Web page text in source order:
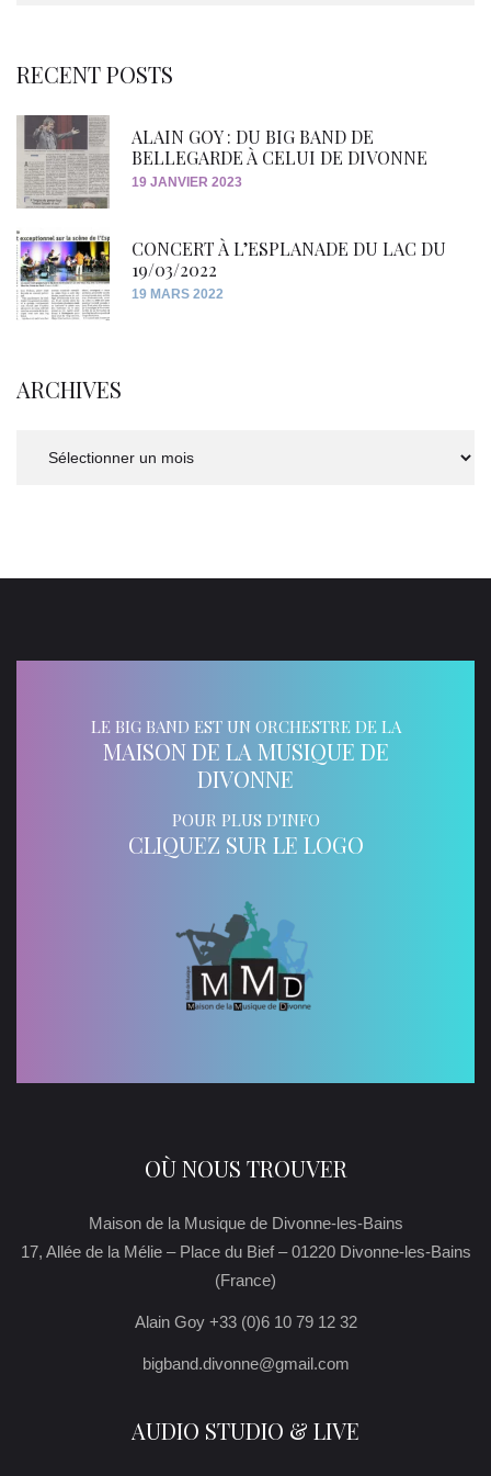
RECENT POSTS
ALAIN GOY : DU BIG BAND DE
BELLEGARDE À CELUI DE DIVONNE
19 JANVIER 2023
CONCERT À L’ESPLANADE DU LAC DU
19/03/2022
19 MARS 2022
ARCHIVES
LE BIG BAND EST UN ORCHESTRE DE LA
MAISON DE LA MUSIQUE DE
DIVONNE
POUR PLUS D'INFO
CLIQUEZ SUR LE LOGO
OÙ NOUS TROUVER
Maison de la Musique de Divonne-les-Bains
17, Allée de la Mélie – Place du Bief – 01220 Divonne-les-Bains
(France)
Alain Goy +33 (0)6 10 79 12 32
bigband.divonne@gmail.com
AUDIO STUDIO & LIVE